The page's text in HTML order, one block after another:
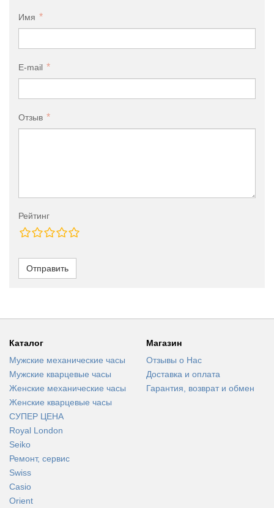
Имя
E-mail
Отзыв
Рейтинг
Отправить
Каталог
Мужские механические часы
Мужские кварцевые часы
Женские механические часы
Женские кварцевые часы
СУПЕР ЦЕНА
Royal London
Seiko
Ремонт, сервис
Swiss
Casio
Orient
Магазин
Отзывы о Нас
Доставка и оплата
Гарантия, возврат и обмен